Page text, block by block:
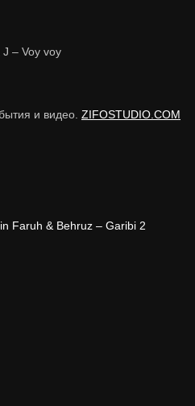
– Voy voy
и видео. ZIFOSTUDIO.COM
Faruh & Behruz – Garibi 2